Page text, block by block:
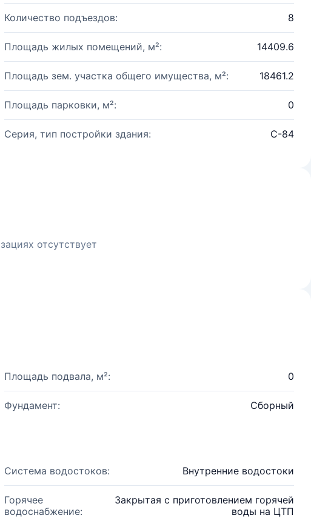
Количество подъездов: 8
Площадь жилых помещений, м²: 14409.6
Площадь зем. участка общего имущества, м²: 18461.2
Площадь парковки, м²: 0
Серия, тип постройки здания: C-84
отсутствует
Площадь подвала, м²: 0
Фундамент: Сборный
Система водостоков: Внутренние водостоки
Горячее
водоснабжение:
Закрытая с приготовлением горячей
воды на ЦТП